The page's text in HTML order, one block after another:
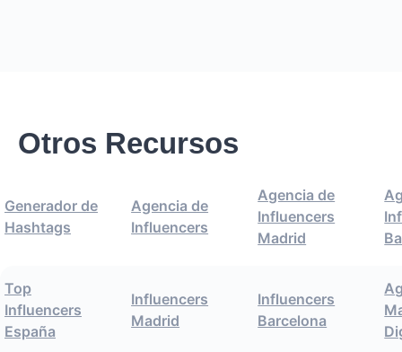
Otros Recursos
Generador de
Hashtags
Agencia de
Influencers
Agencia de
Influencers
Madrid
Top
Influencers
España
Influencers
Madrid
Influencers
Barcelona